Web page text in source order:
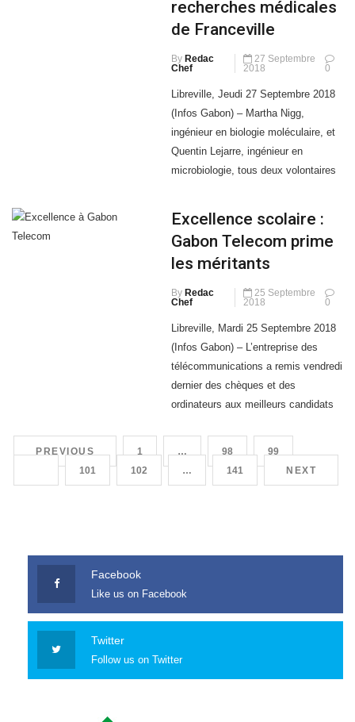
recherches médicales
de Franceville
By Redac
Chef
27 Septembre
2018
0
Libreville, Jeudi 27 Septembre 2018
(Infos Gabon) – Martha Nigg,
ingénieur en biologie moléculaire, et
Quentin Lejarre, ingénieur en
microbiologie, tous deux volontaires
Civiweb qui a présenté CIRMF.
Qu’es-ce que le Centre international
de recherches médicales de
Excellence scolaire :
Gabon Telecom prime
les méritants
By Redac
Chef
25 Septembre
2018
0
Libreville, Mardi 25 Septembre 2018
(Infos Gabon) – L’entreprise des
télécommunications a remis vendredi
dernier des chèques et des
ordinateurs aux meilleurs candidats
PREVIOUS 1 … 98
99
101 102 … 141 NEXT
Facebook
Like us on Facebook
Twitter
Follow us on Twitter